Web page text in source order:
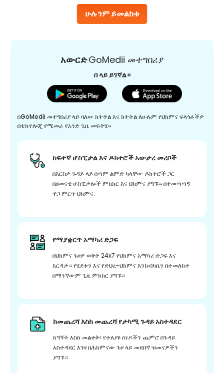
ሁሉንም ይመልከቱ
አውርድGoMedii መተግበሪያ
በ ላይ ይገኛል።
በGoMedii መተግበሪያ ላይ ባለው ክትትል እና ክትትል ለሁሉም የህክምና ፍላጎቶችዎ
በቴክኖሎጂ የሚመራ የአንድ ጊዜ መፍትሄ።
ከፍተኛ ሆስፒታል እና ዶክተሮች አውታረ መረቦች
በእርስዎ ጉዳይ ላይ በጣም ልምድ ካላቸው ዶክተሮች ጋር
በዘመናዊ ሆስፒታሎች ምክክር እና ህክምና ያግኙ። በተመጣጣኝ
ዋጋ ምርጥ ህክምና.
የማያቋርጥ አማካሪ ድጋፍ
በህክምና ጉዞዎ ወቅት 24x7 የህክምና አማካሪ ድጋፍ እና
እርዳታ። የሂደቱን እና የድህረ-ህክምና እንክብካቤን በተመለከተ
በማንኛውም ጊዜ ምክክር ያግኙ።
ከመጨረሻ እስከ መጨረሻ የታካሚ ጉዳይ አስተዳደር
ከግኝት እስከ መልቀቅ፣ የተለያዩ ሰነዶችን ጨምሮ በጉዳይ
አስተዳደር እገዛ በሕክምናው ጉዞ ላይ መደበኛ ዝመናዎችን
ያግኙ።